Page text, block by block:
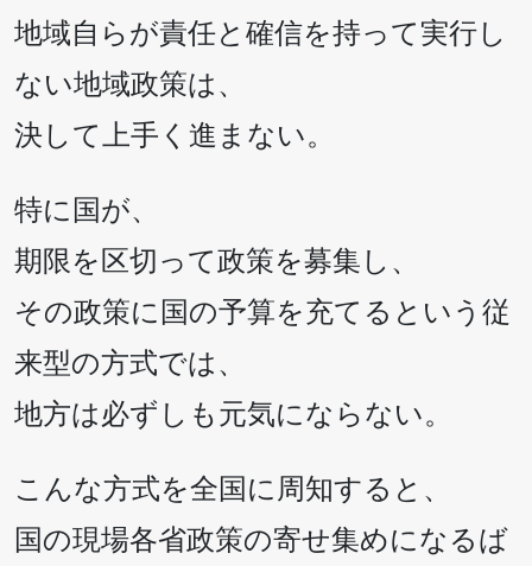
地域自らが責任と確信を持って実行し
ない地域政策は、
決して上手く進まない。
特に国が、
期限を区切って政策を募集し、
その政策に国の予算を充てるという従
来型の方式では、
地方は必ずしも元気にならない。
こんな方式を全国に周知すると、
国の現場各省政策の寄せ集めになるば